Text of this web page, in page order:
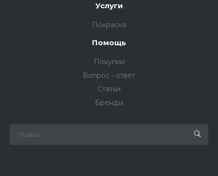
Услуги
Покраска
Помощь
Покупки
Вопрос - ответ
Статьи
Бренды